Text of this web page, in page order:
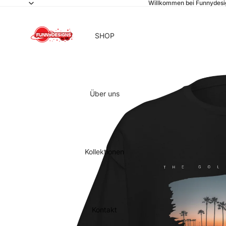
Willkommen bei
SHOP
Über uns
Kollektionen